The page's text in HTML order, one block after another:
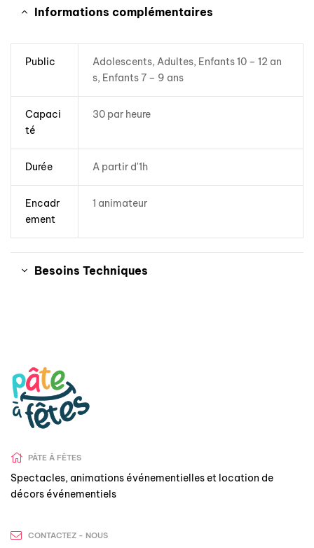
Informations complémentaires
Public
Adolescents, Adultes, Enfants 10 – 12 an
s, Enfants 7 – 9 ans
Capaci
té
30 par heure
Durée A partir d'1h
Encadr
ement
1 animateur
Besoins Techniques
PÂTE Â FÊTES
Spectacles, animations événementielles et location de
décors événementiels
CONTACTEZ - NOUS